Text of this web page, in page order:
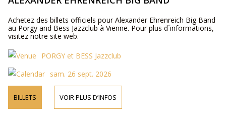
Achetez des billets officiels pour Alexander Ehrenreich Big Band
au Porgy and Bess Jazzclub à Vienne. Pour plus d´informations,
visitez notre site web.
PORGY et BESS Jazzclub
sam. 26 sept. 2026
BILLETS VOIR PLUS D’INFOS